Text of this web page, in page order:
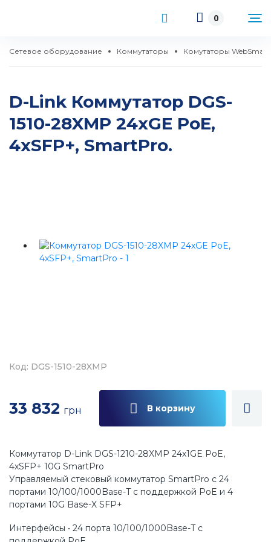
0
Сетевое оборудование Коммутаторы Комутаторы WebSmart
D-Link Коммутатор DGS-
1510-28XMP 24xGE PoE,
4xSFP+, SmartPro.
Код: DGS-1510-28XMP
33 832 грн В корзину
Коммутатор D-Link DGS-1210-28XMP 24x1GE PoE,
4xSFP+ 10G SmartPro
Управляемый стековый коммутатор SmartPro с 24
портами 10/100/1000Base-T с поддержкой PoE и 4
портами 10G Base-X SFP+
Интерфейсы • 24 порта 10/100/1000Base-T с